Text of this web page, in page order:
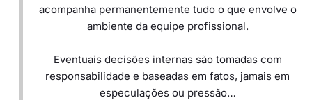
acompanha permanentemente tudo o que envolve o
ambiente da equipe profissional.
Eventuais decisões internas são tomadas com
responsabilidade e baseadas em fatos, jamais em
especulações ou pressão…